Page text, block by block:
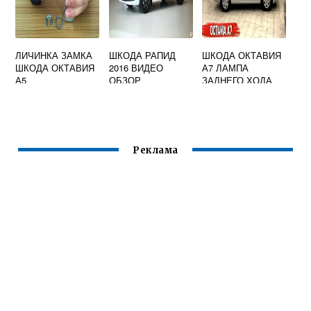
ЛИЧИНКА ЗАМКА
ШКОДА ОКТАВИЯ
А5
ШКОДА РАПИД
2016 ВИДЕО
ОБЗОР
ШКОДА ОКТАВИЯ
А7 ЛАМПА
ЗАДНЕГО ХОДА
Реклама